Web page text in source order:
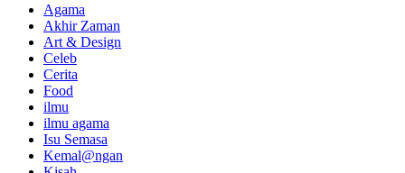
Agama
Akhir Zaman
Art & Design
Celeb
Cerita
Food
ilmu
ilmu agama
Isu Semasa
Kemal@ngan